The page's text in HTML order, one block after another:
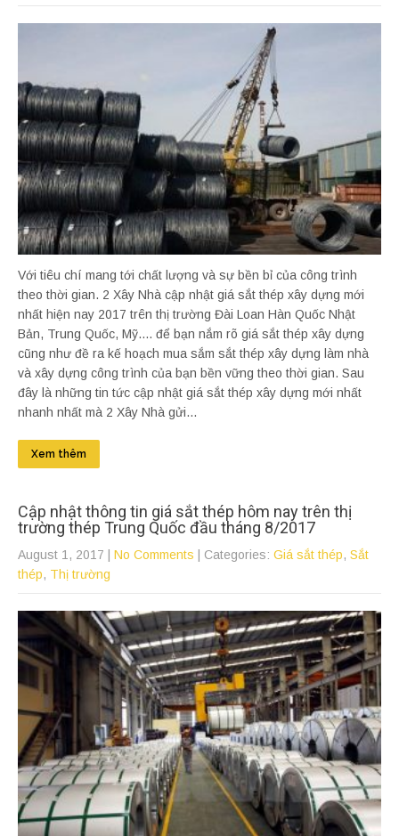
Với tiêu chí mang tới chất lượng và sự bền bỉ của công trình
theo thời gian. 2 Xây Nhà cập nhật giá sắt thép xây dựng mới
nhất hiện nay 2017 trên thị trường Đài Loan Hàn Quốc Nhật
Bản, Trung Quốc, Mỹ.... để bạn nắm rõ giá sắt thép xây dựng
cũng như đề ra kế hoạch mua sắm sắt thép xây dựng làm nhà
và xây dựng công trình của bạn bền vững theo thời gian. Sau
đây là những tin tức cập nhật giá sắt thép xây dựng mới nhất
nhanh nhất mà 2 Xây Nhà gửi...
Xem thêm
Cập nhật thông tin giá sắt thép hôm nay trên thị
trường thép Trung Quốc đầu tháng 8/2017
August 1, 2017 No Comments | Categories: Giá sắt thép, Sắt
thép, Thị trường